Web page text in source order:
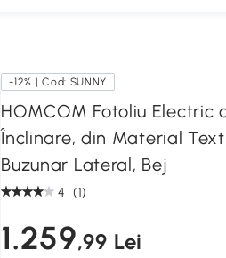
-12% | Cod: SUNNY
HOMCOM Fotoliu Electric
Înclinare, din Material
Buzunar Lateral, Bej
4 (1)
1.259,99 Lei